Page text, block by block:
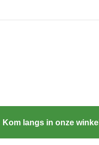
Kom langs in onze winkel